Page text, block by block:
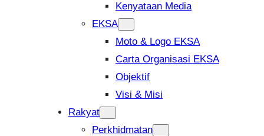
Kenyataan Media
EKSA
Moto & Logo EKSA
Carta Organisasi EKSA
Objektif
Visi & Misi
Rakyat
Perkhidmatan